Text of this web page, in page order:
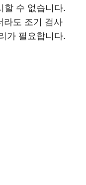
할 수 없습니다.
라도 조기 검사
가 필요합니다.